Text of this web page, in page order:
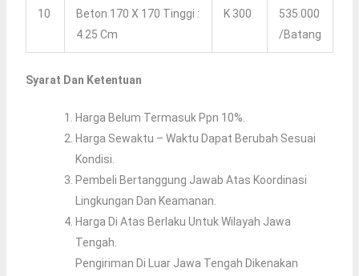
10
Beton 170 X 170 Tinggi :
4.25 Cm
K 300
535.000
/batang
Syarat Dan Ketentuan
Harga Belum Termasuk Ppn 10%.
Harga Sewaktu – Waktu Dapat Berubah Sesuai
Kondisi.
Pembeli Bertanggung Jawab Atas Koordinasi
Lingkungan Dan Keamanan.
Harga Di Atas Berlaku Untuk Wilayah Jawa
Tengah.
Pengiriman Di Luar Jawa Tengah Dikenakan